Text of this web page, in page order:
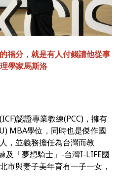
福分，就是有人付錢請他從事
學家馬斯洛
認證專業教練(PCC)，擁有
MBA學位，同時也是傑作國
，並義務擔任為台灣而教
及「夢想騎士」-台灣I-LIFE國
市與妻子美年育有一子一女，